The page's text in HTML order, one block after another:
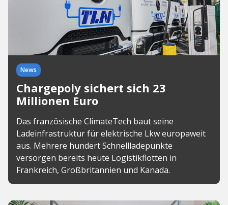
News
Chargepoly sichert sich 23
Millionen Euro
Das französische ClimateTech baut seine
Ladeinfrastruktur für elektrische Lkw europaweit
aus. Mehrere hundert Schnellladepunkte
versorgen bereits heute Logistikflotten in
Frankreich, Großbritannien und Kanada.